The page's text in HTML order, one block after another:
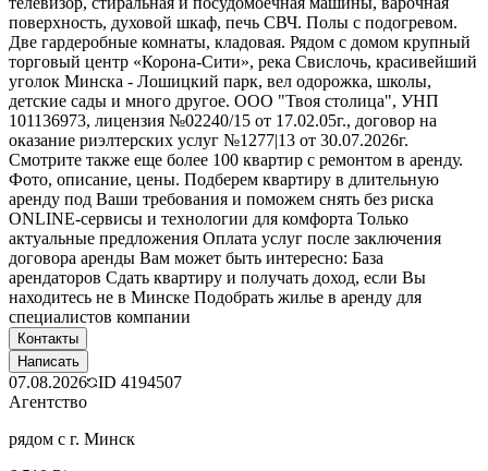
поверхность, духовой шкаф, печь СВЧ. Полы с подогревом.
Две гардеробные комнаты, кладовая. Рядом с домом крупный
торговый центр «Корона-Сити», река Свислочь, красивейший
уголок Минска - Лошицкий парк, вел одорожка, школы,
детские сады и много другое. ООО "Твоя столица", УНП
101136973, лицензия №02240/15 от 17.02.05г., договор на
оказание риэлтерских услуг №1277|13 от 30.07.2026г.
Смотрите также еще более 100 квартир с ремонтом в аренду.
Фото, описание, цены. Подберем квартиру в длительную
аренду под Ваши требования и поможем снять без риска
ONLINE-сервисы и технологии для комфорта Только
актуальные предложения Оплата услуг после заключения
договора аренды Вам может быть интересно: База
арендаторов Сдать квартиру и получать доход, если Вы
находитесь не в Минске Подобрать жилье в аренду для
специалистов компании
Контакты
Написать
07.08.2026 ID 4194507
Агентство
рядом с г. Минск